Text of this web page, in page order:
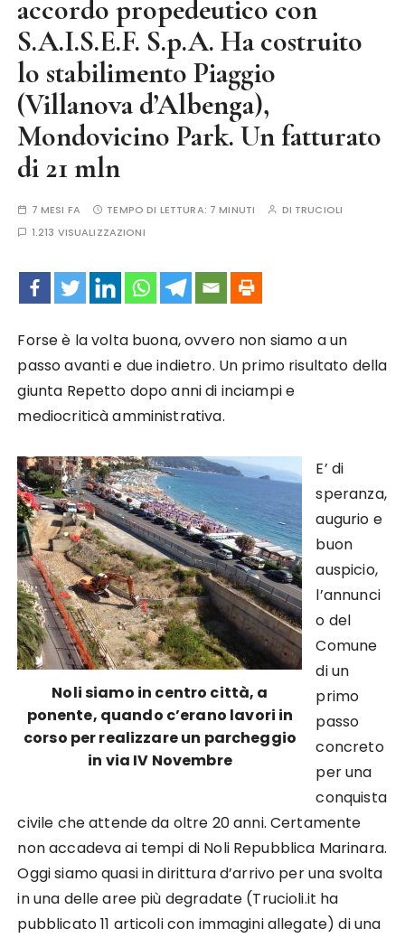
accordo propedeutico con
S.A.I.S.E.F. S.p.A. Ha costruito
lo stabilimento Piaggio
(Villanova d’Albenga),
Mondovicino Park. Un fatturato
di 21 mln
7 MESI FA TEMPO DI LETTURA: 7 MINUTI DI TRUCIOLI
1.213 VISUALIZZAZIONI
Forse è la volta buona, ovvero non siamo a un
passo avanti e due indietro. Un primo risultato della
giunta Repetto dopo anni di inciampi e
mediocriticà amministrativa.
Noli siamo in centro città, a
ponente, quando c’erano lavori in
corso per realizzare un parcheggio
in via IV Novembre
E’ di
speranza,
augurio e
buon
auspicio,
l’annunci
o del
Comune
di un
primo
passo
concreto
per una
conquista
civile che attende da oltre 20 anni. Certamente
non accadeva ai tempi di Noli Repubblica Marinara.
Oggi siamo quasi in dirittura d’arrivo per una svolta
in una delle aree più degradate (Trucioli.it ha
pubblicato 11 articoli con immagini allegate) di una